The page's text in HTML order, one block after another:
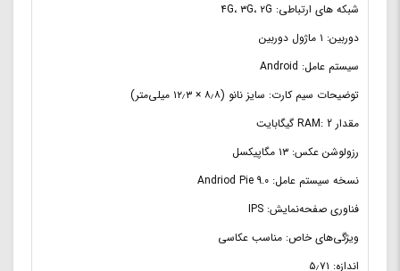
نوع پردازنده:64 بیت
سری پردازنده مرکزی:
شبکه های ارتباطی: ۴G، ۳G، ۲G
دوربین: ۱ ماژول دوربین
سیستم عامل: Android
توضیحات سیم کارت: سایز نانو (۸٫۸ × ۱۲٫۳ میلی‌متر)
مقدار RAM: 2 گیگابایت
رزولوشن عکس: ۱۳ مگاپیکسل
نسخه سیستم عامل: Andriod Pie 9.0
فناوری صفحه‌نمایش: IPS
ویژگی‌های خاص: مناسب عکاسی
اندازه: ۵٫۷۱